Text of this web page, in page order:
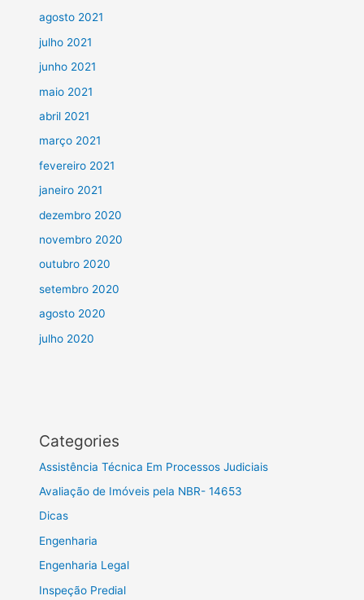
agosto 2021
julho 2021
junho 2021
maio 2021
abril 2021
março 2021
fevereiro 2021
janeiro 2021
dezembro 2020
novembro 2020
outubro 2020
setembro 2020
agosto 2020
julho 2020
Categories
Assistência Técnica Em Processos Judiciais
Avaliação de Imóveis pela NBR- 14653
Dicas
Engenharia
Engenharia Legal
Inspeção Predial